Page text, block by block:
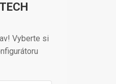
Vyberte si